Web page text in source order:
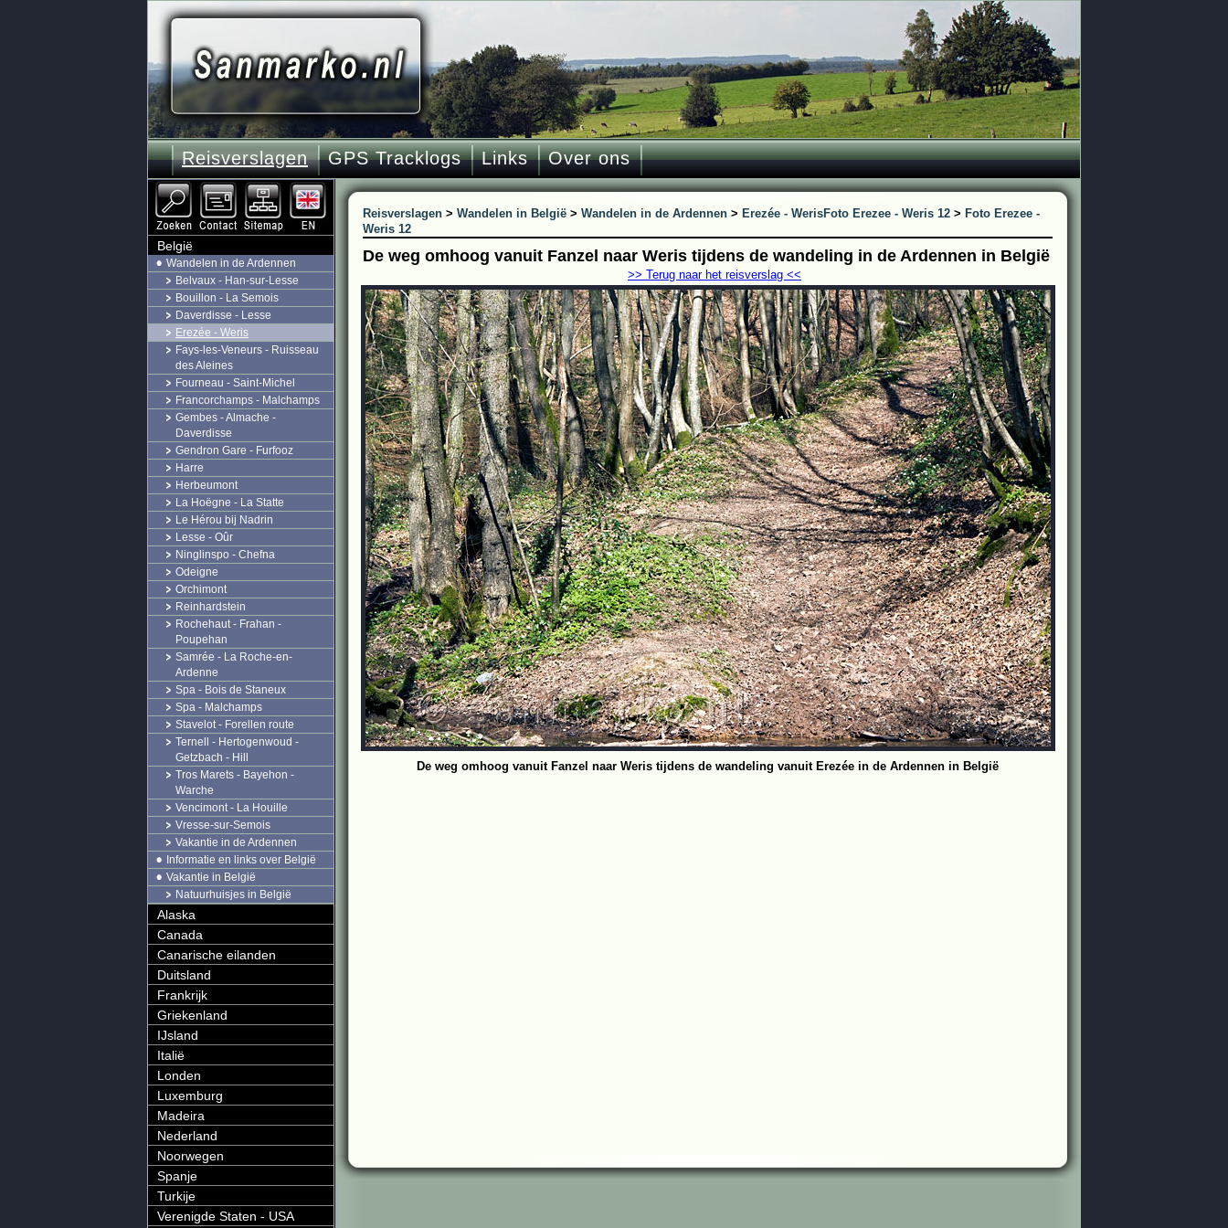
Reisverslagen GPS Tracklogs Links Over ons
Reisverslagen > Wandelen in België > Wandelen in de Ardennen > Erezée - WerisFoto Erezee - Weris 12 > Foto Erezee -
Weris 12
De weg omhoog vanuit Fanzel naar Weris tijdens de wandeling in de Ardennen in België
>> Terug naar het reisverslag <<
De weg omhoog vanuit Fanzel naar Weris tijdens de wandeling vanuit Erezée in de Ardennen in België
België
Wandelen in de Ardennen
Belvaux - Han-sur-Lesse
Bouillon - La Semois
Daverdisse - Lesse
Erezée - Weris
Fays-les-Veneurs - Ruisseau
des Aleines
Fourneau - Saint-Michel
Francorchamps - Malchamps
Gembes - Almache -
Daverdisse
Gendron Gare - Furfooz
Harre
Herbeumont
La Hoëgne - La Statte
Le Hérou bij Nadrin
Lesse - Oûr
Ninglinspo - Chefna
Odeigne
Orchimont
Reinhardstein
Rochehaut - Frahan -
Poupehan
Samrée - La Roche-en-
Ardenne
Spa - Bois de Staneux
Spa - Malchamps
Stavelot - Forellen route
Ternell - Hertogenwoud -
Getzbach - Hill
Tros Marets - Bayehon -
Warche
Vencimont - La Houille
Vresse-sur-Semois
Vakantie in de Ardennen
Informatie en links over België
Vakantie in België
Natuurhuisjes in België
Alaska
Canada
Canarische eilanden
Duitsland
Frankrijk
Griekenland
IJsland
Italië
Londen
Luxemburg
Madeira
Nederland
Noorwegen
Spanje
Turkije
Verenigde Staten - USA